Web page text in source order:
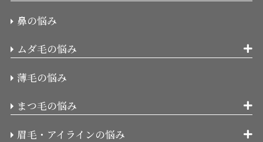
鼻の悩み
ムダ毛の悩み
薄毛の悩み
まつ毛の悩み
眉毛・アイラインの悩み